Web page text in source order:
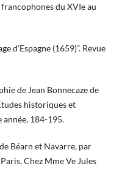
du XVIe au
d’Espagne (1659)”. Revue
de Jean Bonnecaze de
historiques et
année, 184-195.
Béarn et Navarre, par
Chez Mme Ve Jules